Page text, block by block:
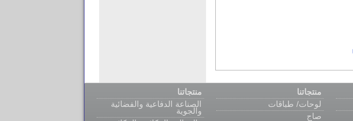
منتجاتنا
الصناعة الدفاعية والفضائية
والجوية
منتجاتنا
لوحات/ طباقات
صاج